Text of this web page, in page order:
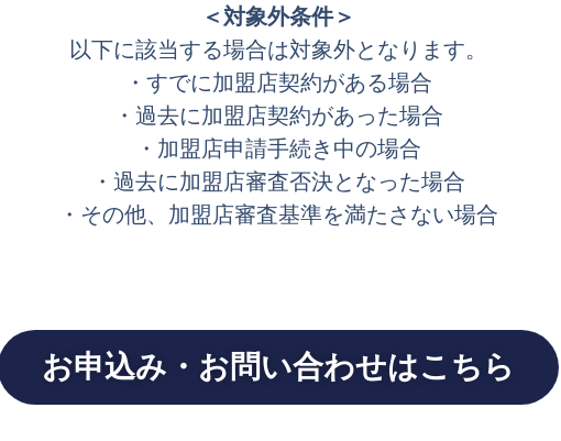
＜対象外条件＞
以下に該当する場合は対象外となります。
・すでに加盟店契約がある場合
・過去に加盟店契約があった場合
・加盟店申請手続き中の場合
・過去に加盟店審査否決となった場合
・その他、加盟店審査基準を満たさない場合
お申込み・お問い合わせはこちら